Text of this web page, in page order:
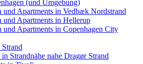
(und Umgebung)
und Apartments in Vedbæk Nordstrand
und Apartments in Hellerup
und Apartments in Copenhagen City
Strandnähe nahe Dragør Strand